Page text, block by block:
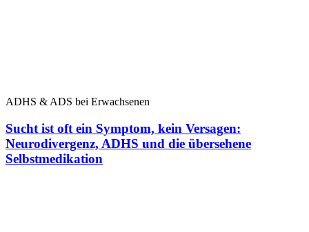
ADHS & ADS bei Erwachsenen
Sucht ist oft ein Symptom, kein Versagen:
Neurodivergenz, ADHS und die übersehene
Selbstmedikation